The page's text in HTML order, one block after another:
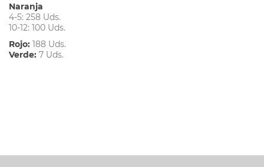
Naranja
4-5: 258 Uds.
10-12: 100 Uds.
Rojo: 188 Uds.
Verde: 7 Uds.